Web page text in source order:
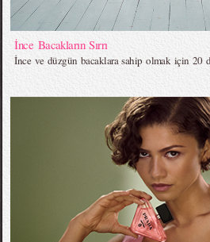
İnce Bacakların Sırrı
İnce ve düzgün bacaklara sahip olmak için 20